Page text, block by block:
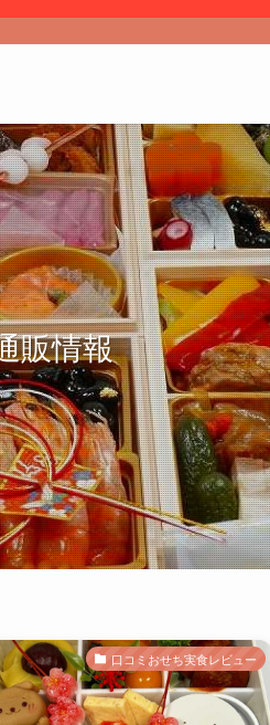
販情報
口コミおせち実食レビュー